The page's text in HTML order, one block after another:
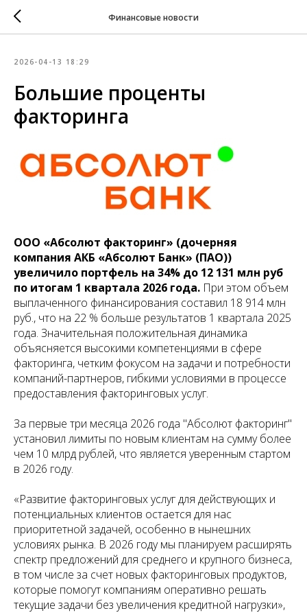
Финансовые новости
2026-04-13 18:29
Большие проценты
факторинга
ООО «Абсолют факторинг» (дочерняя
компания АКБ «Абсолют Банк» (ПАО))
увеличило портфель на 34% до 12 131 млн руб
по итогам 1 квартала 2026 года. При этом объем
выплаченного финансирования составил 18 914 млн
руб., что на 22 % больше результатов 1 квартала 2025
года. Значительная положительная динамика
объясняется высокими компетенциями в сфере
факторинга, четким фокусом на задачи и потребности
компаний-партнеров, гибкими условиями в процессе
предоставления факторинговых услуг.
За первые три месяца 2026 года "Абсолют факторинг"
установил лимиты по новым клиентам на сумму более
чем 10 млрд рублей, что является уверенным стартом
в 2026 году.
«Развитие факторинговых услуг для действующих и
потенциальных клиентов остается для нас
приоритетной задачей, особенно в нынешних
условиях рынка. В 2026 году мы планируем расширять
спектр предложений для среднего и крупного бизнеса,
в том числе за счет новых факторинговых продуктов,
которые помогут компаниям оперативно решать
текущие задачи без увеличения кредитной нагрузки»,